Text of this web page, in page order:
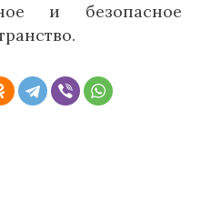
и безопасное